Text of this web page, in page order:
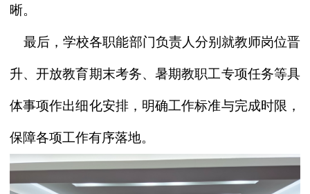
晰。
最后，学校各职能部门负责人分别就教师岗位晋
升、开放教育期末考务、暑期教职工专项任务等具
体事项作出细化安排，明确工作标准与完成时限，
保障各项工作有序落地。